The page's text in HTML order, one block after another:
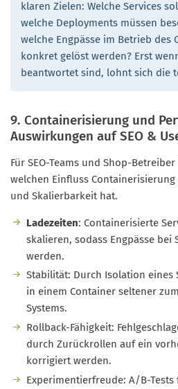
klaren Zielen: Welche Services
welche Deployments müssen
welche Engpässe im Betrieb des
konkret gelöst werden? Erst
beantwortet sind, lohnt sich die
9. Containerisierung und
Auswirkungen auf SEO &
Für SEO-Teams und Shop-
welchen Einfluss
und Skalierbarkeit hat.
Ladezeiten: Containerisierte
skalieren, sodass Engpässe bei
werden.
Stabilität: Durch Isolation eines
in einem Container seltener
Systems.
Rollback-Fähigkeit:
durch Zurückrollen auf ein
korrigiert werden.
Experimentierfreude: A/B-Tests